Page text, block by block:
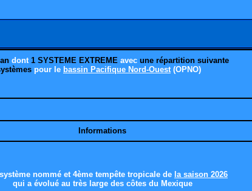
dont 1 SYSTEME EXTREME avecune répartition suivante
pour le bassin Pacifique Nord-Ouest(OPNO)
Informations
nommé et 4ème tempête tropicale de la saison 2026
qui a évolué au très large des côtes du Mexique